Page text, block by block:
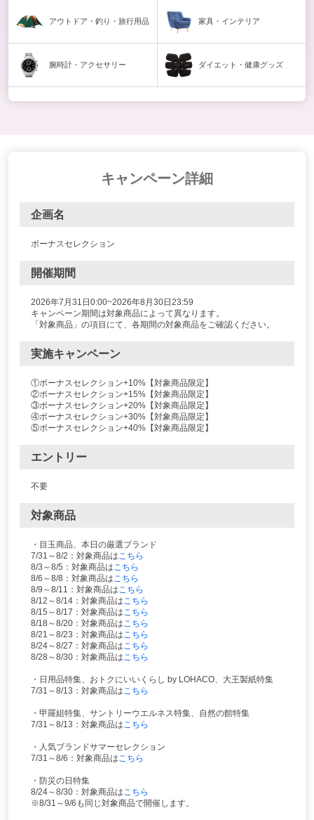
アウトドア・ 釣り・旅行用品 家具・インテリア
腕時計・アクセサリー ダイエット・ 健康グッズ
キャンペーン詳細
企画名
ボーナスセレクション
開催期間
2026年7月31日0:00~2026年8月30日23:59
キャンペーン期間は対象商品によって異なります。
「対象商品」の項目にて、各期間の対象商品をご確認ください。
実施キャンペーン
①ボーナスセレクション+10%【対象商品限定】
②ボーナスセレクション+15%【対象商品限定】
③ボーナスセレクション+20%【対象商品限定】
④ボーナスセレクション+30%【対象商品限定】
⑤ボーナスセレクション+40%【対象商品限定】
エントリー
不要
対象商品
・目玉商品、本日の厳選ブランド
7/31～8/2：対象商品はこちら
8/3～8/5：対象商品はこちら
8/6～8/8：対象商品はこちら
8/9～8/11：対象商品はこちら
8/12～8/14：対象商品はこちら
8/15～8/17：対象商品はこちら
8/18～8/20：対象商品はこちら
8/21～8/23：対象商品はこちら
8/24～8/27：対象商品はこちら
8/28～8/30：対象商品はこちら
・日用品特集、おトクにいいくらし by LOHACO、大王製紙特集
7/31～8/13：対象商品はこちら
・甲羅組特集、サントリーウエルネス特集、自然の館特集
7/31～8/13：対象商品はこちら
・人気ブランドサマーセレクション
7/31～8/6：対象商品はこちら
・防災の日特集
8/24～8/30：対象商品はこちら
※8/31～9/6も同じ対象商品で開催します。